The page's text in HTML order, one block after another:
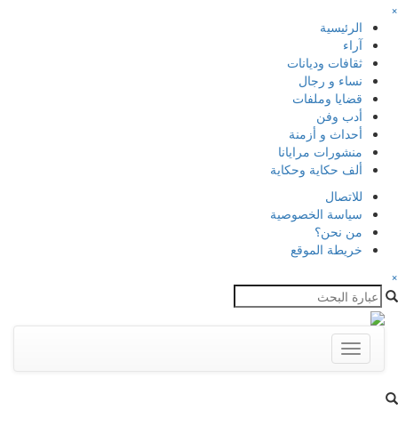
×
الرئيسية
آراء
ثقافات وديانات
نساء و رجال
قضايا وملفات
أدب وفن
أحداث و أزمنة
منشورات مرايانا
ألف حكاية وحكاية
للاتصال
سياسة الخصوصية
من نحن؟
خريطة الموقع
×
Toggle
navigation